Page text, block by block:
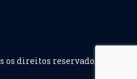
os direitos reservados.